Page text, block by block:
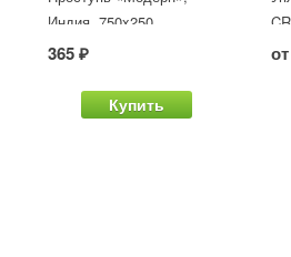
Индия, 750x250
365 ₽
Купить